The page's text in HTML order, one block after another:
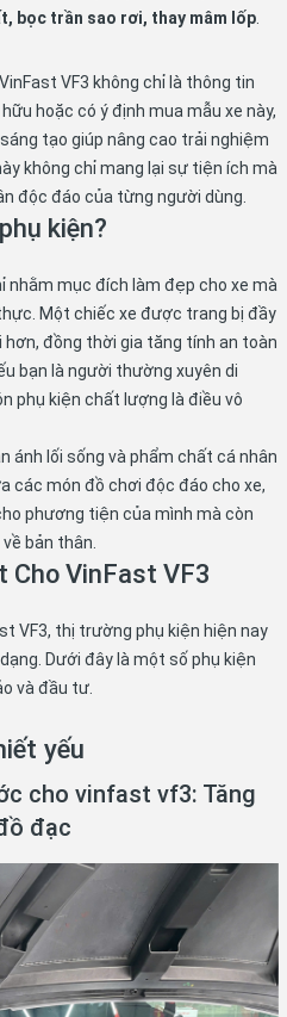
bọc trần sao rơi, thay mâm lốp
VF3 không chỉ là thông tin
hoặc có ý định mua mẫu xe này,
tạo giúp nâng cao trải nghiệm
không chỉ mang lại sự tiện ích mà
độc đáo của từng người dùng.
kiện?
nhằm mục đích làm đẹp cho xe mà
Một chiếc xe được trang bị đầy
đồng thời gia tăng tính an toàn
bạn là người thường xuyên di
phụ kiện chất lượng là điều vô
ánh lối sống và phẩm chất cá nhân
các món đồ chơi độc đáo cho xe,
phương tiện của mình mà còn
bản thân.
Cho VinFast VF3
VF3, thị trường phụ kiện hiện nay
Dưới đây là một số phụ kiện
và đầu tư.
yếu
cho vinfast vf3: Tăng
đạc